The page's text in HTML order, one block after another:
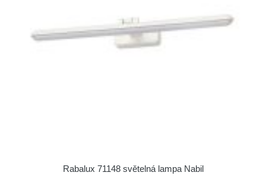
Rabalux 71148 světelná lampa Nabil